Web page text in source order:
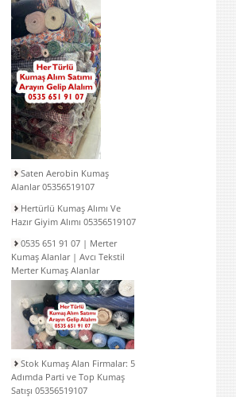
Saten Aerobin Kumaş
Alanlar 05356519107
Hertürlü Kumaş Alımı Ve
Hazır Giyim Alımı 05356519107
0535 651 91 07 | Merter
Kumaş Alanlar | Avcı Tekstil
Merter Kumaş Alanlar
Stok Kumaş Alan Firmalar: 5
Adımda Parti ve Top Kumaş
Satışı 05356519107